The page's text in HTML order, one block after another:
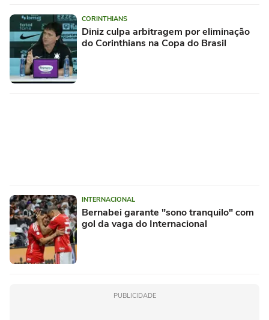
CORINTHIANS
Diniz culpa arbitragem por eliminação
do Corinthians na Copa do Brasil
INTERNACIONAL
Bernabei garante "sono tranquilo" com
gol da vaga do Internacional
PUBLICIDADE